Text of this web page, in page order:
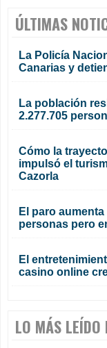
ÚLTIMAS
La Policía
Canarias y
La población
2.277.705
Cómo la
impulsó el
Cazorla
El paro
personas pero
El
casino online
LO MÁS LEÍDO